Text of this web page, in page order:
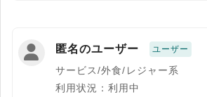
匿名のユーザー ユーザー
サービス/外食/レジャー系
利用状況：利用中